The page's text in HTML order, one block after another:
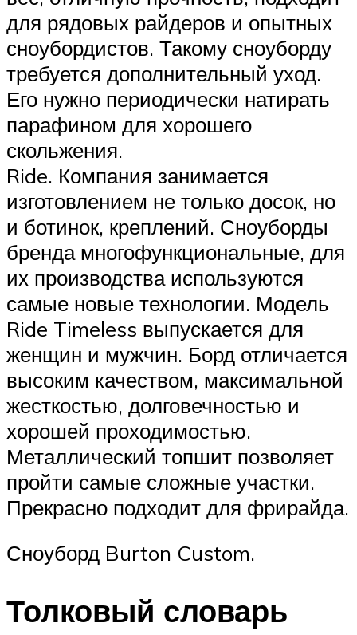
для рядовых райдеров и опытных
сноубордистов. Такому сноуборду
требуется дополнительный уход.
Его нужно периодически натирать
парафином для хорошего
скольжения.
Ride. Компания занимается
изготовлением не только досок, но
и ботинок, креплений. Сноуборды
бренда многофункциональные, для
их производства используются
самые новые технологии. Модель
Ride Timeless выпускается для
женщин и мужчин. Борд отличается
высоким качеством, максимальной
жесткостью, долговечностью и
хорошей проходимостью.
Металлический топшит позволяет
пройти самые сложные участки.
Прекрасно подходит для фрирайда.
Сноуборд Burton Custom.
Толковый словарь